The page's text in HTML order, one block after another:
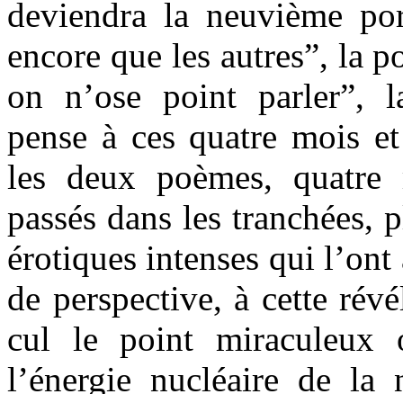
deviendra la neuvième
encore que les autres”, la
on n’ose point parler”,
pense à ces quatre mois
les deux poèmes,
passés dans les tranchées,
érotiques intenses qui l’ont
de perspective, à cette
cul le point miraculeux
l’énergie nucléaire de